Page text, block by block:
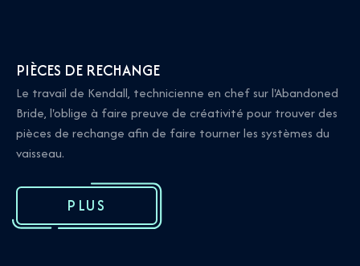
PIÈCES DE RECHANGE
Le travail de Kendall, technicienne en chef sur l'Abandoned
Bride, l'oblige à faire preuve de créativité pour trouver des
pièces de rechange afin de faire tourner les systèmes du
vaisseau.
PLUS